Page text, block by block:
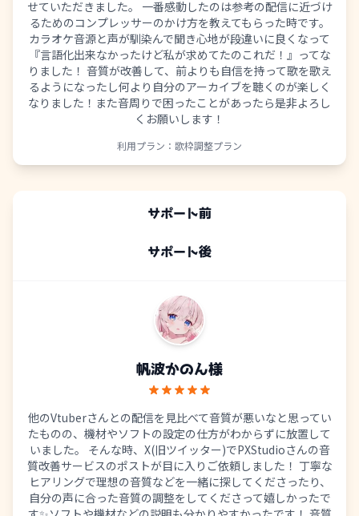
せていただきました。 一番感動したのは参考の配信に近づけ
るためのコンプレッサーのかけ方を教えてもらった時です。
カラオケ音源と声が馴染んで聞き心地が段違いに良くなって
『言語化出来なかったけど私が求めてたのこれだ！』ってな
りました！ 音質が改善して、前よりも自信を持って歌を歌え
るようになったし何より自分のアーカイブを聴くのが楽しく
なりました！また音周りで困ったことがあったら是非よろし
くお願いします！
利用プラン： 歌枠調整プラン
サポート前
サポート後
帆波かのん様
他のVtuberさんとの配信を見比べて音質が悪いなと思ってい
たものの、機材やソフトの設定の仕方がわからずに放置して
いました。 そんな時、X(旧ツイッター)でPXStudioさんの音
質改善サービスのポストが目に入りご依頼しました！ 丁寧な
ヒアリングで理想の音質などを一緒に探してくださったり、
自分の声に合った音質の調整をしてくださって嬉しかったで